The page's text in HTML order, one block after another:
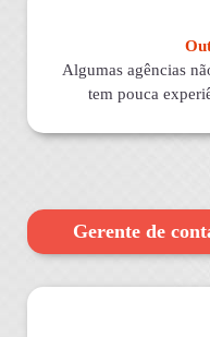
Algumas agências
tem pouca
Gerente de